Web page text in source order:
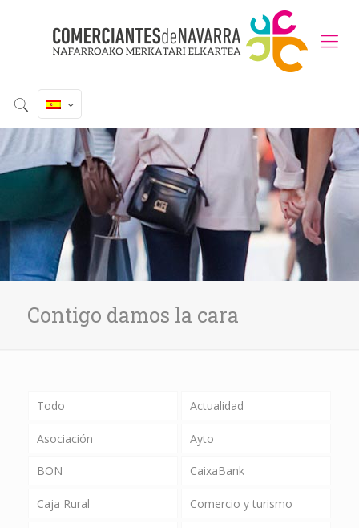
Contigo damos la cara
Todo Actualidad
Asociación Ayto
BON CaixaBank
Caja Rural Comercio y turismo